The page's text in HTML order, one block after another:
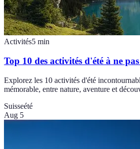
Activités5 min
Top 10 des activités d'été à ne
Explorez les 10 activités d'été
mémorable, entre nature, aventure et
Suisseété
Aug 5